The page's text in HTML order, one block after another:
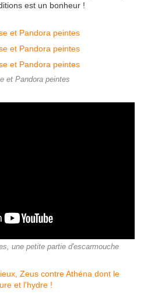
est un bonheur !
et Pandora peintes
une petite partie d'escarmouche